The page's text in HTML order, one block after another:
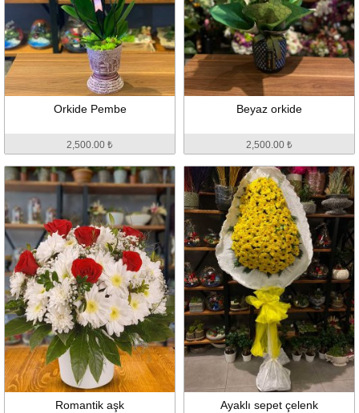
Orkide Pembe
2,500.00 ₺
Beyaz orkide
2,500.00 ₺
Romantik aşk Ayaklı sepet çelenk